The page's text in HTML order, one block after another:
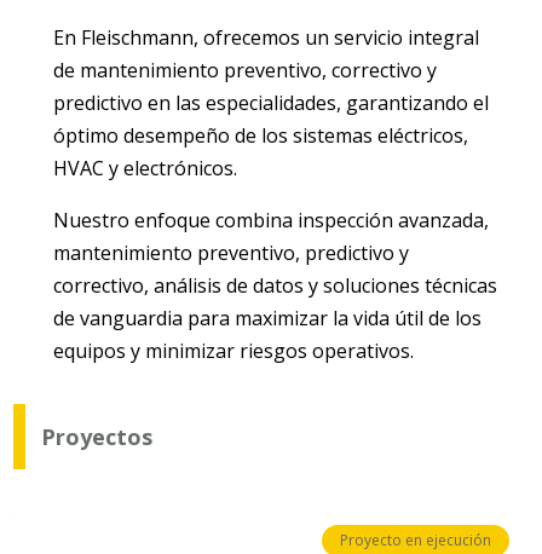
En Fleischmann, ofrecemos un servicio integral
de mantenimiento preventivo, correctivo y
predictivo en las especialidades, garantizando el
óptimo desempeño de los sistemas eléctricos,
HVAC y electrónicos.
Nuestro enfoque combina inspección avanzada,
mantenimiento preventivo, predictivo y
correctivo, análisis de datos y soluciones técnicas
de vanguardia para maximizar la vida útil de los
equipos y minimizar riesgos operativos.
Proyectos
Proyecto en ejecución